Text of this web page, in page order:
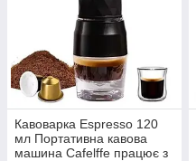
Кавоварка Espresso 120
мл Портативна кавова
машина Cafelffe працює з